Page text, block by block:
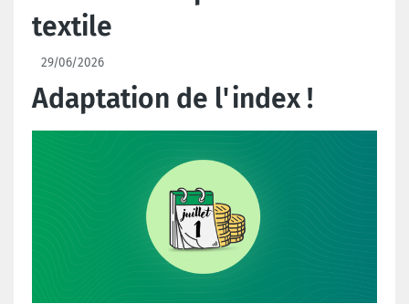
textile
29/06/2026
Adaptation de l'index !